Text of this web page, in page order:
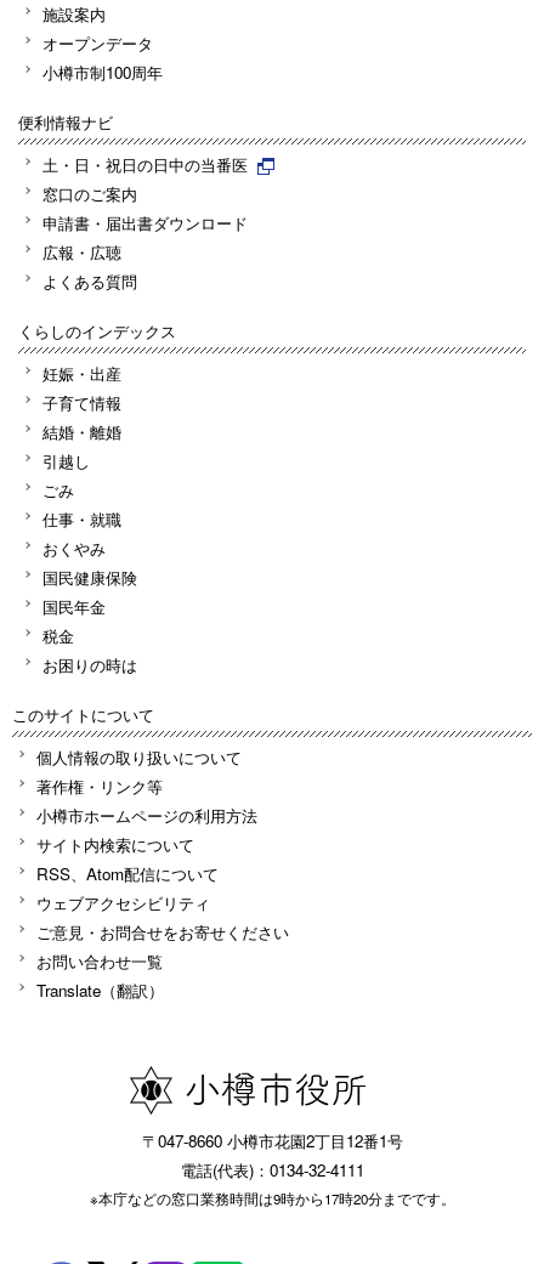
施設案内
オープンデータ
小樽市制100周年
便利情報ナビ
土・日・祝日の日中の当番医
窓口のご案内
申請書・届出書ダウンロード
広報・広聴
よくある質問
くらしのインデックス
妊娠・出産
子育て情報
結婚・離婚
引越し
ごみ
仕事・就職
おくやみ
国民健康保険
国民年金
税金
お困りの時は
このサイトについて
個人情報の取り扱いについて
著作権・リンク等
小樽市ホームページの利用方法
サイト内検索について
RSS、Atom配信について
ウェブアクセシビリティ
ご意見・お問合せをお寄せください
お問い合わせ一覧
Translate（翻訳）
〒047-8660 小樽市花園2丁目12番1号
電話(代表)：0134-32-4111
※本庁などの窓口業務時間は9時から17時20分までです。